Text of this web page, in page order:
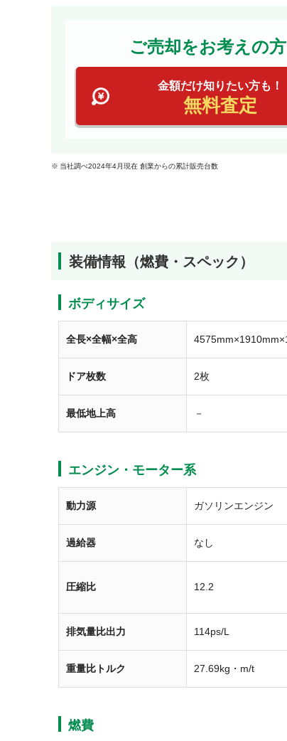
ご売却をお考えの方
金額だけ知りたい方も！
無料査定
当社調べ2024年4月現在 創業からの累計販売台数
装備情報（燃費・スペック）
ボディサイズ
全長×全幅×全高
ドア枚数 2枚
最低地上高 －
エンジン・モーター系
動力源 ガソリンエンジン
過給器 なし
圧縮比 12.2
排気量比出力 114ps/L
重量比トルク 27.69kg・m/t
燃費